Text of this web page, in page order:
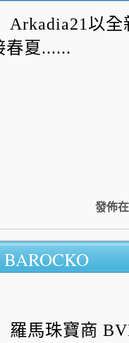
Arkadia21以
春夏......
發佈在
羅馬珠寶商